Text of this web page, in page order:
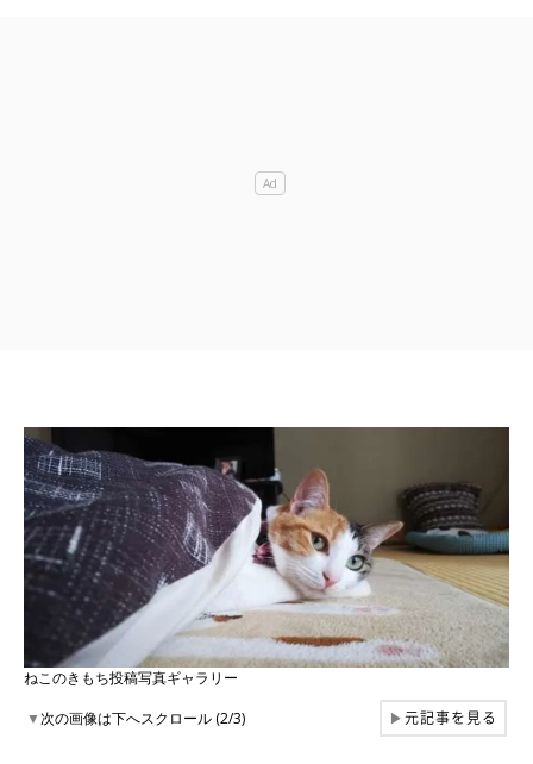
ねこのきもち投稿写真ギャラリー
▼次の画像は下へスクロール (2/3) ▶元記事を見る